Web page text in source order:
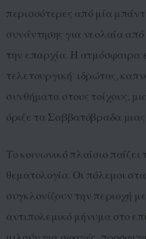
περισσότερες από μία
συνάντησης για νεολαία
την επαρχία. Η ατμόσφαιρα
τελετουργική: ιδρώτας,
συνθήματα στους τοίχους,
όριζε τα Σαββατόβραδα μιας
Το κοινωνικό πλαίσιο
θεματολογία. Οι πόλεμοι
συγκλονίζουν την περιοχή
αντιπολεμικό μήνυμα στο